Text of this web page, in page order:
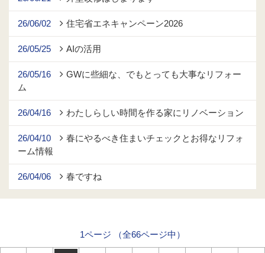
26/06/02 住宅省エネキャンペーン2026
26/05/25 AIの活用
26/05/16
GWに些細な、でもとっても大事なリフォー
ム
26/04/16 わたしらしい時間を作る家にリノベーション
26/04/10
春にやるべき住まいチェックとお得なリフォ
ーム情報
26/04/06 春ですね
1ページ （全66ページ中）